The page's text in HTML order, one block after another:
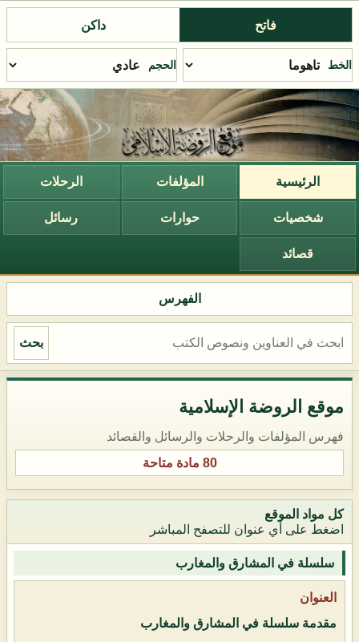
فاتح داكن
الخط الحجم
الرئيسية المؤلفات الرحلات
شخصيات حوارات رسائل
قصائد
الفهرس
بحث
موقع الروضة الإسلامية
فهرس المؤلفات والرحلات والرسائل والقصائد
80 مادة متاحة
كل مواد الموقع
اضغط على أي عنوان للتصفح المباشر
سلسلة في المشارق والمغارب
مقدمة سلسلة في المشارق والمغارب